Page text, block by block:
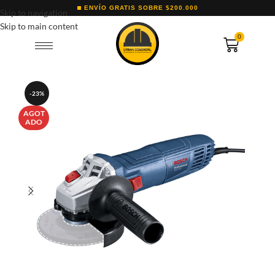
Skip to navigation
Skip to main content
ENVÍO GRATIS SOBRE $200.000
0
-23%
AGOT
ADO